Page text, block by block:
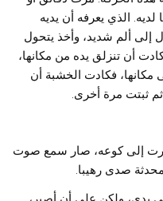
الذي يعرفه أن يديه
إلى ألم شديد، وأخذ يتحول
أن تنزلق يده من مكانها،
مكانها، فكادت الخشبة أن
ثبتت مرة أخرى.
إلى كوعه، صار سمع صوت
صدى رهيبا.